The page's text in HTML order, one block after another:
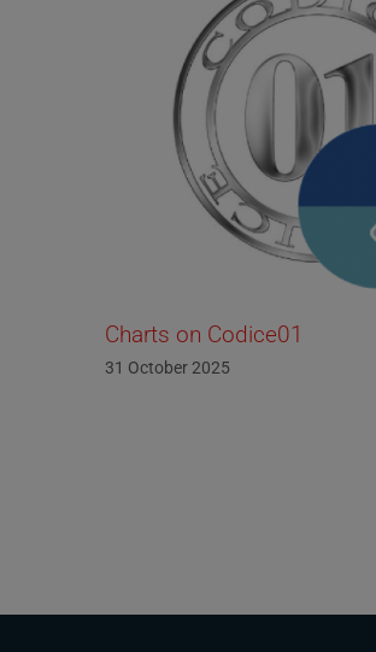
Charts on Codice01
31 October 2025